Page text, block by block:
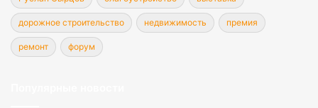
дорожное строительство недвижимость премия
ремонт форум